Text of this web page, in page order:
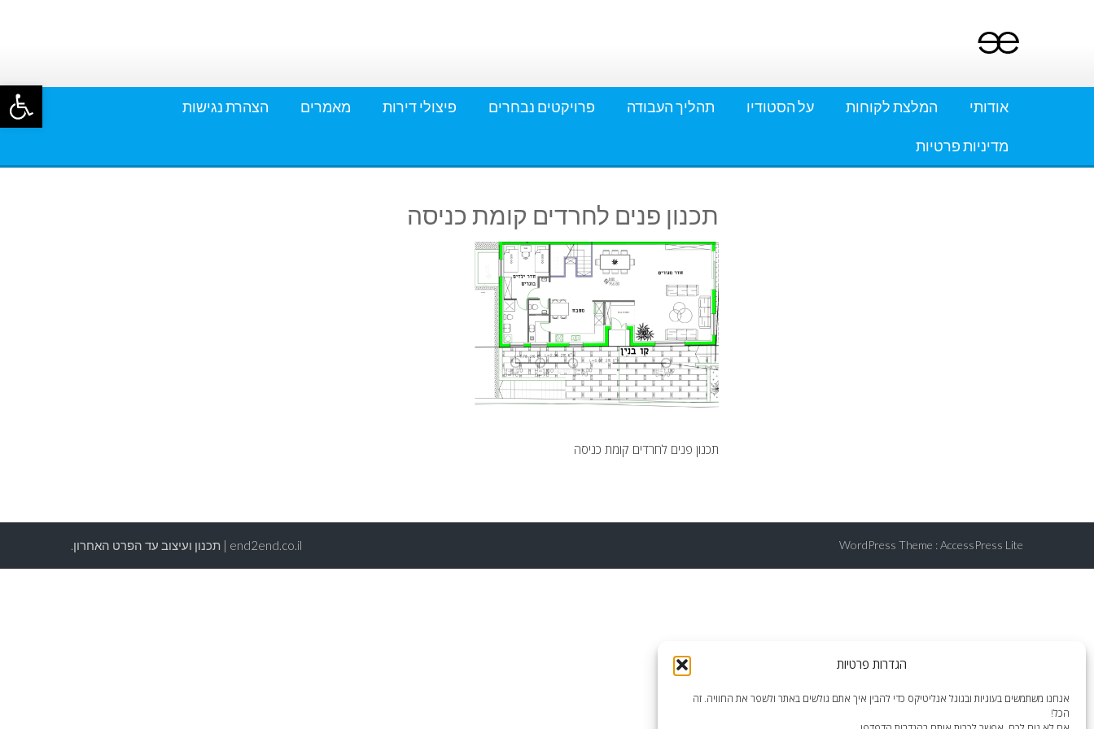
פתח
הגדרות פרטיות
אנחנו משתמשים בעוגיות ובגוגל אנליטיקס כדי להבין איך אתם גולשים באתר ולשפר את החוויה. זה
הכל!
אודותי המלצת לקוחות על הסטודיו תהליך העבודה פרויקטים נבחרים פיצולי דירות מאמרים הצהרת נגישות
מדיניות פרטיות
תכנון פנים לחרדים קומת כניסה
תכנון פנים לחרדים קומת כניסה
end2end.co.il | תכנון ועיצוב עד הפרט האחרון. WordPress Theme :AccessPress Lite